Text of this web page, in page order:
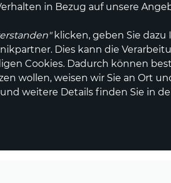
in Bezug auf unsere
klicken, geben Sie dazu
Dies kann die
Cookies. Dadurch können
wollen, weisen wir Sie an Ort
weitere Details finden Sie in